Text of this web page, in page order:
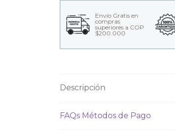
Envío Gratis en
compras
superiores a COP
$200.000
Descripción
FAQs Métodos de Pago